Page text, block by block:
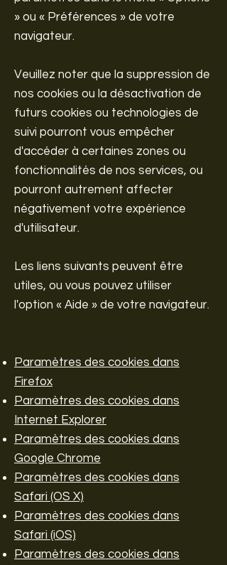
» ou « Préférences » de votre
navigateur.
Veuillez noter que la suppression de
nos cookies ou la désactivation de
futurs cookies ou technologies de
suivi pourront vous empêcher
d'accéder à certaines zones ou
fonctionnalités de nos services, ou
pourront autrement affecter
négativement votre expérience
d'utilisateur.
Les liens suivants peuvent être
utiles, ou vous pouvez utiliser
l'option « Aide » de votre navigateur.
Paramètres des cookies dans
Firefox
Paramètres des cookies dans
Internet Explorer
Paramètres des cookies dans
Google Chrome
Paramètres des cookies dans
Safari (OS X)
Paramètres des cookies dans
Safari (iOS)
Paramètres des cookies dans